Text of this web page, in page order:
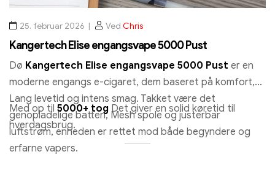
25. februar 2026 Ved Chris
Kangertech Elise engangsvape 5000 Pust
Dø Kangertech Elise engangsvape 5000 Pust er en
moderne engangs e-cigaret, dem baseret på komfort,
Lang levetid og intens smag. Takket være det
genopladelige batteri, Mesh spole og justerbar
luftstrøm, enheden er rettet mod både begyndere og
erfarne vapers.
Med op til 5000+ tog Det giver en solid køretid til
hverdagsbrug.